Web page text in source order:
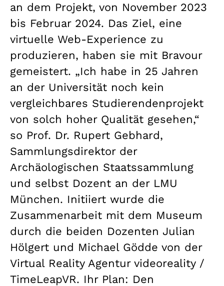
an dem Projekt, von November 2023
bis Februar 2024. Das Ziel, eine
virtuelle Web-Experience zu
produzieren, haben sie mit Bravour
gemeistert. „Ich habe in 25 Jahren
an der Universität noch kein
vergleichbares Studierendenprojekt
von solch hoher Qualität gesehen,“
so Prof. Dr. Rupert Gebhard,
Sammlungsdirektor der
Archäologischen Staatssammlung
und selbst Dozent an der LMU
München. Initiiert wurde die
Zusammenarbeit mit dem Museum
durch die beiden Dozenten Julian
Hölgert und Michael Gödde von der
Virtual Reality Agentur videoreality /
TimeLeapVR. Ihr Plan: Den